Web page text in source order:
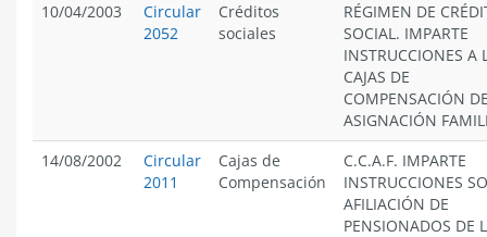
10/04/2003
Circular
2052
Créditos
sociales
RÉGIMEN DE
SOCIAL. IMPARTE
INSTRUCCIONES A
CAJAS DE
COMPENSACIÓN
ASIGNACIÓN
14/08/2002
Circular
2011
Cajas de
Compensación
C.C.A.F. IMPARTE
INSTRUCCIONES
AFILIACIÓN DE
PENSIONADOS DE